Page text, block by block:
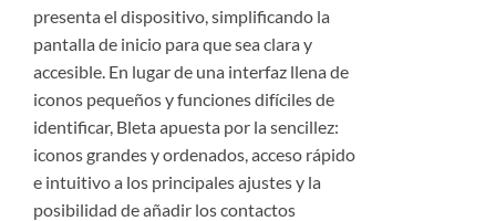
presenta el dispositivo, simplificando la
pantalla de inicio para que sea clara y
accesible. En lugar de una interfaz llena de
iconos pequeños y funciones difíciles de
identificar, Bleta apuesta por la sencillez:
iconos grandes y ordenados, acceso rápido
e intuitivo a los principales ajustes y la
posibilidad de añadir los contactos